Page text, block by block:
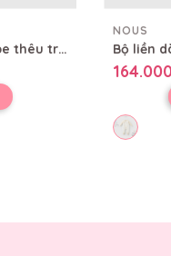
Bộ liền dài tất màu be thêu trang trí
NOUS